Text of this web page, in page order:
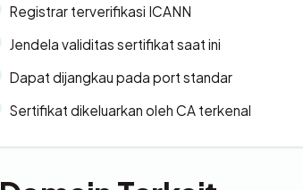
Registrar terverifikasi ICANN
Jendela validitas sertifikat saat ini
Dapat dijangkau pada port standar
Sertifikat dikeluarkan oleh CA terkenal